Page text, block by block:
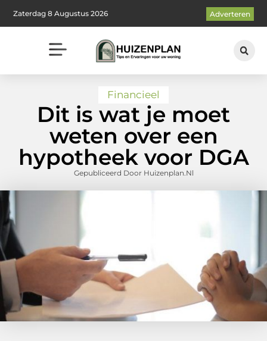
Zaterdag 8 Augustus 2026 Adverteren
Financieel
Dit is wat je moet
weten over een
hypotheek voor DGA
Gepubliceerd Door Huizenplan.nl